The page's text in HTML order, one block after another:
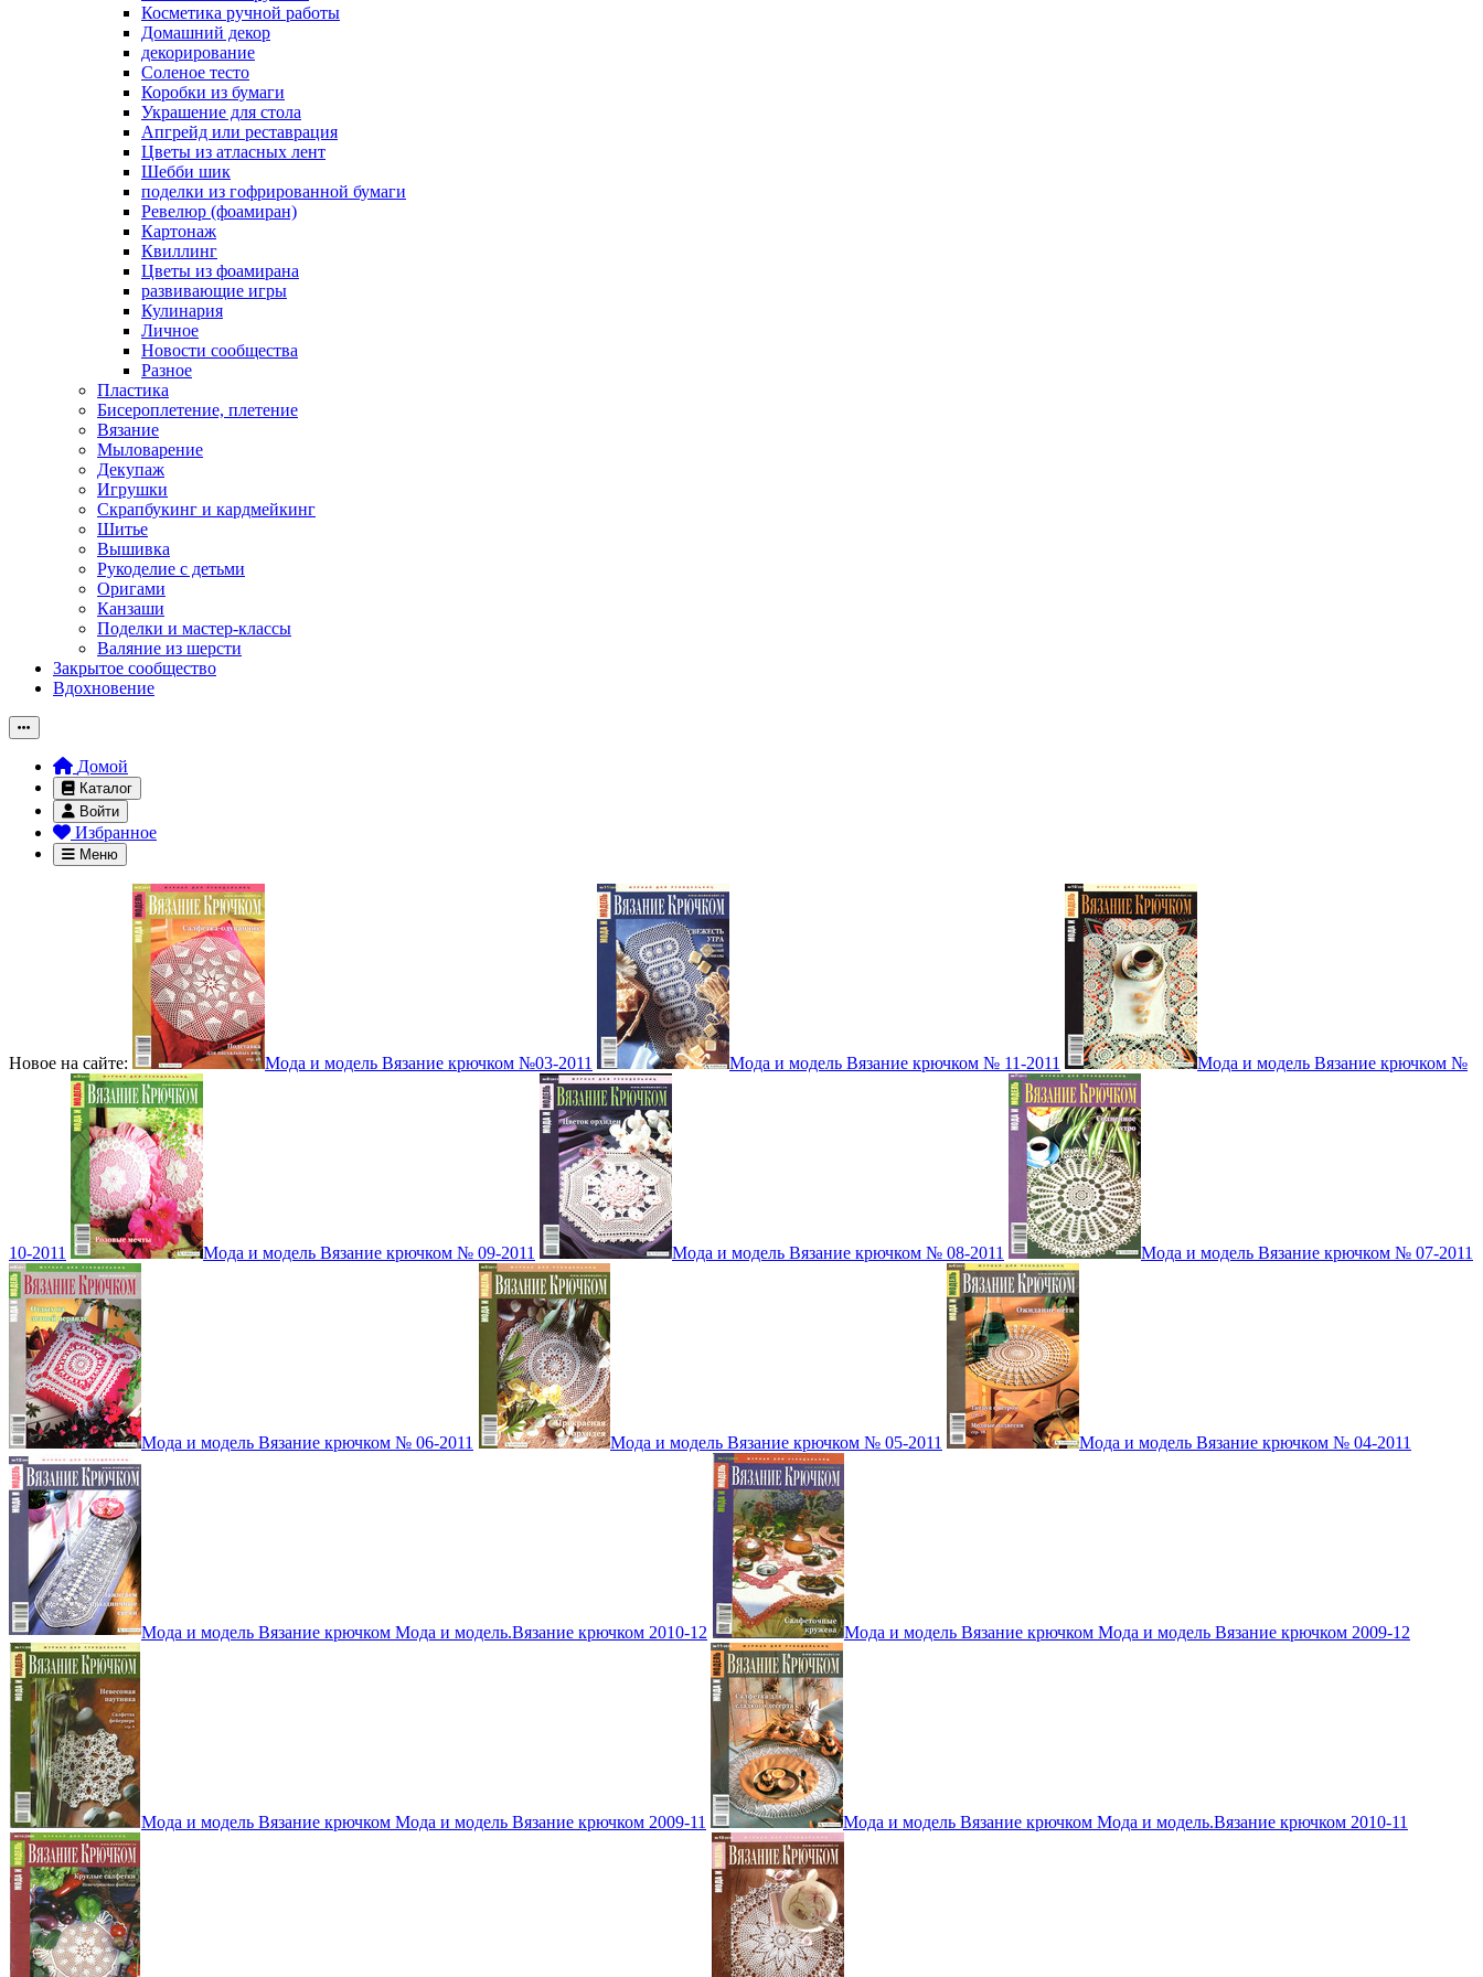
Косметика ручной работы
Домашний декор
декорирование
Соленое тесто
Коробки из бумаги
Украшение для стола
Апгрейд или реставрация
Цветы из атласных лент
Шебби шик
поделки из гофрированной бумаги
Ревелюр (фоамиран)
Картонаж
Квиллинг
Цветы из фоамирана
развивающие игры
Кулинария
Личное
Новости сообщества
Разное
Пластика
Бисероплетение, плетение
Вязание
Мыловарение
Декупаж
Игрушки
Скрапбукинг и кардмейкинг
Шитье
Вышивка
Рукоделие с детьми
Оригами
Канзаши
Поделки и мастер-классы
Валяние из шерсти
Закрытое сообщество
Вдохновение
Домой
Каталог
Войти
Избранное
Меню
Новое на сайте: Мода и модель Вязание крючком №03-2011 Мода и модель Вязание крючком № 11-2011 Мода и модель Вязание крючком №
10-2011 Мода и модель Вязание крючком № 09-2011 Мода и модель Вязание крючком № 08-2011 Мода и модель Вязание крючком № 07-2011
Мода и модель Вязание крючком № 06-2011 Мода и модель Вязание крючком № 05-2011 Мода и модель Вязание крючком № 04-2011
Мода и модель Вязание крючком Мода и модель.Вязание крючком 2010-12 Мода и модель Вязание крючком Мода и модель Вязание крючком 2009-12
Мода и модель Вязание крючком Мода и модель Вязание крючком 2009-11 Мода и модель Вязание крючком Мода и модель.Вязание крючком 2010-11